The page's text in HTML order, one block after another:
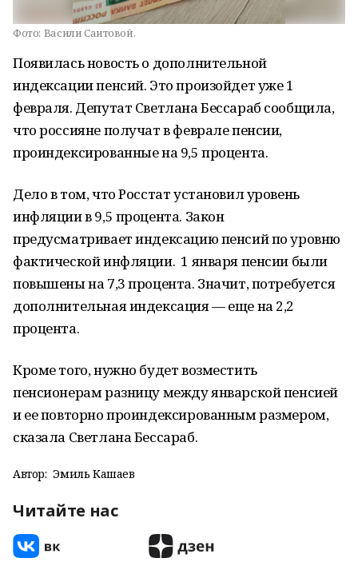
Фото: Васили Саитовой.
Появилась новость о дополнительной
индексации пенсий. Это произойдет уже 1
февраля. Депутат Светлана Бессараб сообщила,
что россияне получат в феврале пенсии,
проиндексированные на 9,5 процента.
Дело в том, что Росстат установил уровень
инфляции в 9,5 процента. Закон
предусматривает индексацию пенсий по уровню
фактической инфляции. 1 января пенсии были
повышены на 7,3 процента. Значит, потребуется
дополнительная индексация — еще на 2,2
процента.
Кроме того, нужно будет возместить
пенсионерам разницу между январской пенсией
и ее повторно проиндексированным размером,
сказала Светлана Бессараб.
Автор: Эмиль Кашаев
Читайте нас